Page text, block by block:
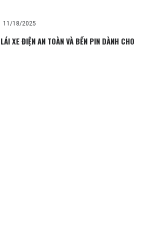
11/18/2025
XE ĐIỆN AN TOÀN VÀ BỀN PIN DÀNH CHO